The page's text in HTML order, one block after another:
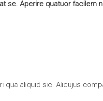
se. Aperire quatuor
aliquid sic. Alicujus